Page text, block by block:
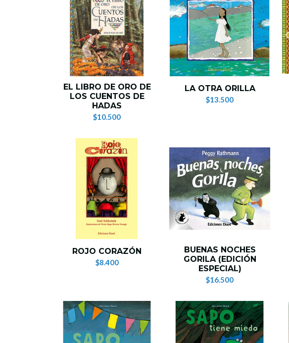
EL LIBRO DE ORO DE
LOS CUENTOS DE
HADAS
$10.500
LA OTRA ORILLA
$13.500
ROJO CORAZÓN
$8.400
BUENAS NOCHES
GORILA (EDICIÓN
ESPECIAL)
$16.500